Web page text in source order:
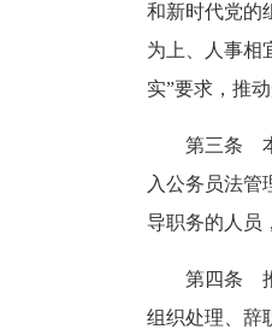
和新时代党的
为上、人事相
实”要求，推
第三条
入公务员法管
导职务的人员
第四条
组织处理、辞